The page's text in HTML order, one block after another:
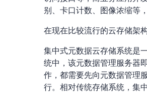
别、卡口计数、图像浓缩等
在现在比较流行的云存储架
集中式元数据云存储系统是
统中，该元数据管理服务器
作，都需要先向元数据管理
行。相对传统存储系统，集